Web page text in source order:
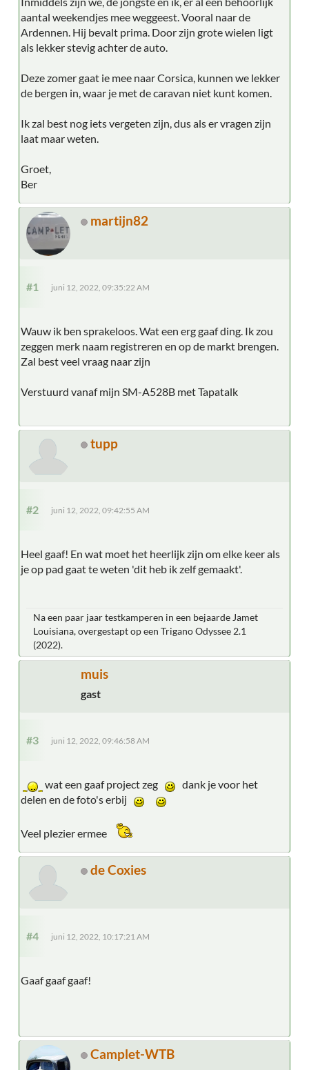
aantal weekendjes mee weggeest. Vooral naar de
Ardennen. Hij bevalt prima. Door zijn grote wielen ligt
als lekker stevig achter de auto.
Deze zomer gaat ie mee naar Corsica, kunnen we lekker
de bergen in, waar je met de caravan niet kunt komen.
Ik zal best nog iets vergeten zijn, dus als er vragen zijn
laat maar weten.
Groet,
Ber
martijn82
#1 juni 12, 2022, 09:35:22 AM
Wauw ik ben sprakeloos. Wat een erg gaaf ding. Ik zou
zeggen merk naam registreren en op de markt brengen.
Zal best veel vraag naar zijn
Verstuurd vanaf mijn SM-A528B met Tapatalk
tupp
#2 juni 12, 2022, 09:42:55 AM
Heel gaaf! En wat moet het heerlijk zijn om elke keer als
je op pad gaat te weten 'dit heb ik zelf gemaakt'.
Na een paar jaar testkamperen in een bejaarde Jamet
Louisiana, overgestapt op een Trigano Odyssee 2.1
(2022).
muis
gast
#3 juni 12, 2022, 09:46:58 AM
wat een gaaf project zeg
dank je voor het
delen en de foto's erbij
Veel plezier ermee
de Coxies
#4 juni 12, 2022, 10:17:21 AM
Gaaf gaaf gaaf!
Camplet-WTB